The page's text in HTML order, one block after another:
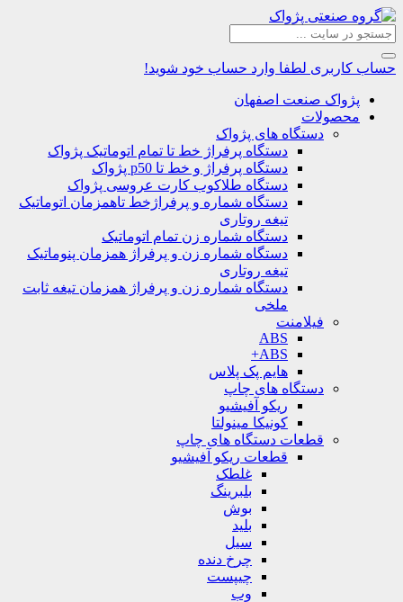
حساب کاربری لطفا وارد حساب خود شوید!
پژواک صنعت اصفهان
محصولات
دستگاه های پژواک
دستگاه پرفراژ خط تا تمام اتوماتیک پژواک
دستگاه پرفراژ و خط تا p50 پژواک
دستگاه طلاکوب کارت عروسی پژواک
دستگاه شماره و پرفراژخط تاهمزمان اتوماتیک
تیغه روتاری
دستگاه شماره زن تمام اتوماتیک
دستگاه شماره زن و پرفراژ همزمان پنوماتیک
تیغه روتاری
دستگاه شماره زن و پرفراژ همزمان تیغه ثابت
ملخی
فیلامنت
ABS
ABS+
هایم پک پلاس
دستگاه های چاپ
ریکو آفیشیو
کونیکا مینولتا
قطعات دستگاه های چاپ
قطعات ریکو آفیشیو
غلطک
بلبرینگ
بوش
بلید
سیل
چرخ دنده
چیپست
وب